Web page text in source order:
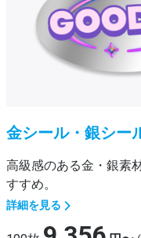
金シール・銀シー
高級感のある金・銀素
すすめ。
詳細を見る